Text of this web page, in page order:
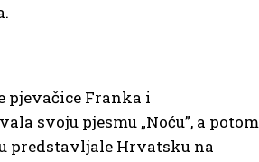
pjevačice Franka i
svoju pjesmu „Noću”, a potom
predstavljale Hrvatsku na